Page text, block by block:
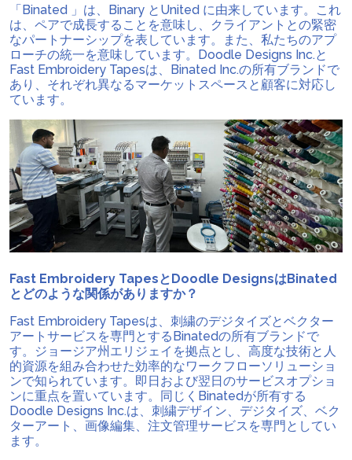
「Binated 」は、Binary とUnited に由来しています。これ
は、ペアで成長することを意味し、クライアントとの緊密
なパートナーシップを表しています。また、私たちのアプ
ローチの統一を意味しています。Doodle Designs Inc.と
Fast Embroidery Tapesは、Binated Inc.の所有ブランドで
あり、それぞれ異なるマーケットスペースと顧客に対応し
ています。
Fast Embroidery TapesとDoodle DesignsはBinated
とどのような関係がありますか？
Fast Embroidery Tapesは、刺繍のデジタイズとベクター
アートサービスを専門とするBinatedの所有ブランドで
す。ジョージア州エリジェイを拠点とし、高度な技術と人
的資源を組み合わせた効率的なワークフローソリューショ
ンで知られています。即日および翌日のサービスオプショ
ンに重点を置いています。同じくBinatedが所有する
Doodle Designs Inc.は、刺繍デザイン、デジタイズ、ベク
ターアート、画像編集、注文管理サービスを専門としてい
ます。